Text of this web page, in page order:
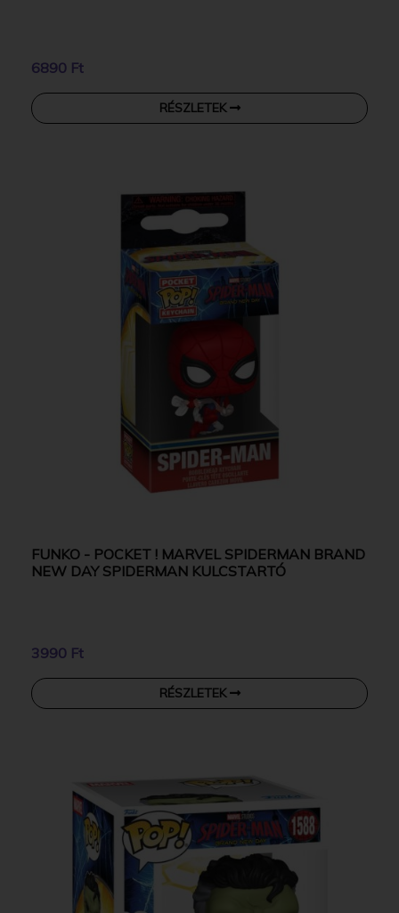
6890 Ft
RÉSZLETEK
FUNKO - POCKET ! MARVEL SPIDERMAN BRAND
NEW DAY SPIDERMAN KULCSTARTÓ
3990 Ft
RÉSZLETEK